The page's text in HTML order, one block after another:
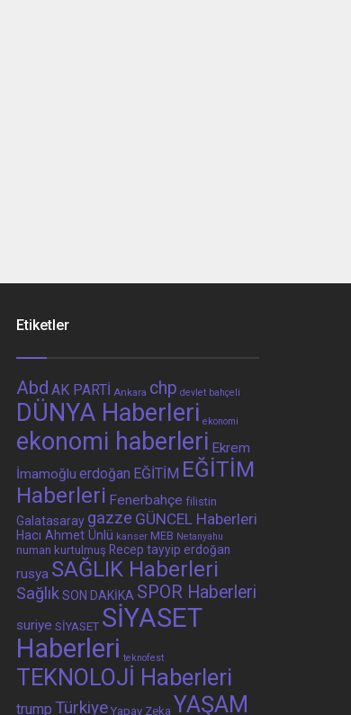
Etiketler
Abd AK PARTİ Ankara chp devlet bahçeli
DÜNYA Haberleri ekonomi
ekonomi haberleri Ekrem
İmamoğlu erdoğan EĞİTİM EĞİTİM
Haberleri Fenerbahçe filistin
Galatasaray gazze GÜNCEL Haberleri
Hacı Ahmet Ünlü kanser MEB Netanyahu
numan kurtulmuş Recep tayyip erdoğan
rusya SAĞLIK Haberleri
Sağlık SON DAKİKA SPOR Haberleri
suriye SİYASET SİYASET
Haberleri teknofest
TEKNOLOJİ Haberleri
trump Türkiye Yapay Zeka YAŞAM